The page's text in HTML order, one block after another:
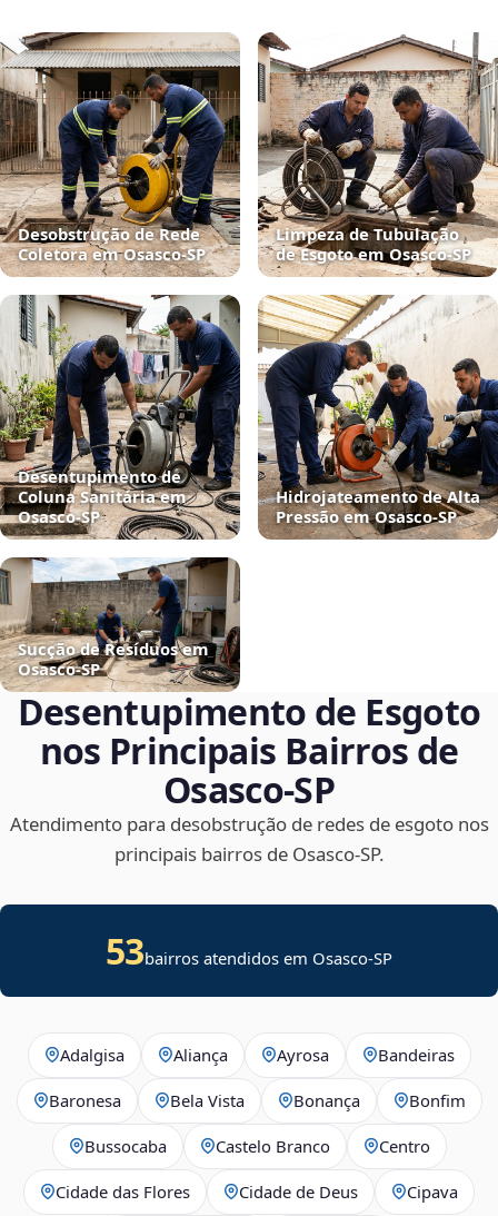
Desobstrução de Rede
Coletora em Osasco‑SP
Limpeza de Tubulação
de Esgoto em Osasco‑SP
Desentupimento de
Coluna Sanitária em
Osasco‑SP
Hidrojateamento de Alta
Pressão em Osasco‑SP
Sucção de Resíduos em
Osasco‑SP
Desentupimento de Esgoto
nos Principais Bairros de
Osasco‑SP
Atendimento para desobstrução de redes de esgoto nos
principais bairros de Osasco‑SP.
53bairros atendidos em Osasco-SP
Adalgisa Aliança Ayrosa Bandeiras
Baronesa Bela Vista Bonança Bonfim
Bussocaba Castelo Branco Centro
Cidade das Flores Cidade de Deus Cipava